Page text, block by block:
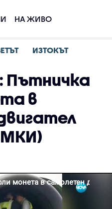
НА ЖИВО
ИЗТОКЪТ
Пътничка
в